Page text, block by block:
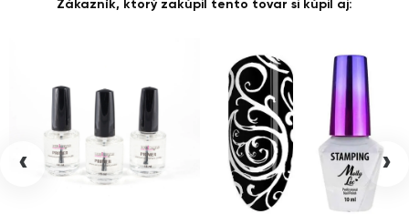
Zákazník, ktorý zakúpil tento tovar si kúpil aj:
‹ ›